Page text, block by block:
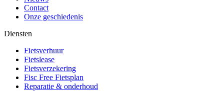
Contact
Onze geschiedenis
Diensten
Fietsverhuur
Fietslease
Fietsverzekering
Fisc Free Fietsplan
Reparatie & onderhoud